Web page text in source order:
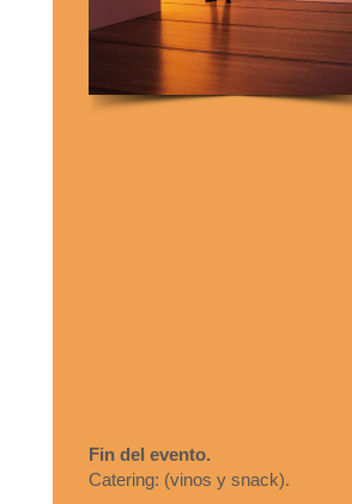
Fin del evento.
Catering: (vinos y snack).